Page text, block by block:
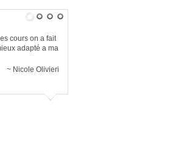
cours on a fait
adapté a ma
Nicole Olivieri